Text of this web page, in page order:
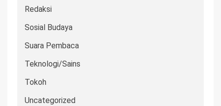
Redaksi
Sosial Budaya
Suara Pembaca
Teknologi/Sains
Tokoh
Uncategorized